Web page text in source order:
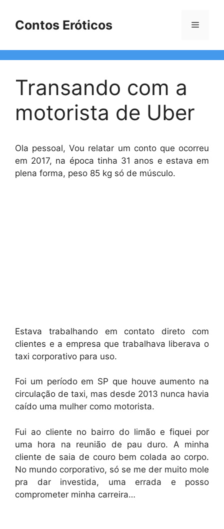
Contos Eróticos Menu
Transando com a
motorista de Uber
Ola pessoal, Vou relatar um conto que ocorreu
em 2017, na época tinha 31 anos e estava em
plena forma, peso 85 kg só de músculo.
Estava trabalhando em contato direto com
clientes e a empresa que trabalhava liberava o
taxi corporativo para uso.
Foi um período em SP que houve aumento na
circulação de taxi, mas desde 2013 nunca havia
caído uma mulher como motorista.
Fui ao cliente no bairro do limão e fiquei por
uma hora na reunião de pau duro. A minha
cliente de saia de couro bem colada ao corpo.
No mundo corporativo, só se me der muito mole
pra dar investida, uma errada e posso
comprometer minha carreira…